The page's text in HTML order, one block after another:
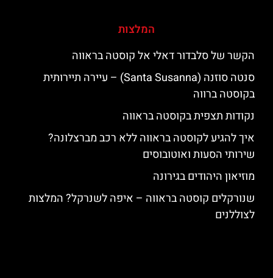
המלצות
הקשר של סלבדור דאלי אל קוסטה בראווה
סנטה סוזנה (Santa Susanna) – עיירה תיירותית
בקוסטה ברווה
נקודות תצפית בקוסטה בראווה
איך להגיע לקוסטה בראווה ללא רכב מברצלונה?
שירותי הסעות ואוטובוסים
מוזיאון היהודים בגירונה
שנורקלים קוסטה בראווה – איפה לשנרקל? המלצות
לצוללנים